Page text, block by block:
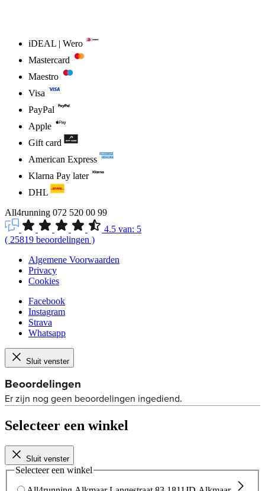
iDEAL | Wero
Mastercard
Maestro
Visa
PayPal
Apple
Gift card
American Express
Klarna Pay later
DHL
All4running 072 520 00 99
4.5 van: 5
( 25819 beoordelingen )
Algemene Voorwaarden
Privacy
Cookies
Facebook
Instagram
Strava
Whatsapp
Sluit venster
Selecteer een winkel
Sluit venster
Selecteer een winkel